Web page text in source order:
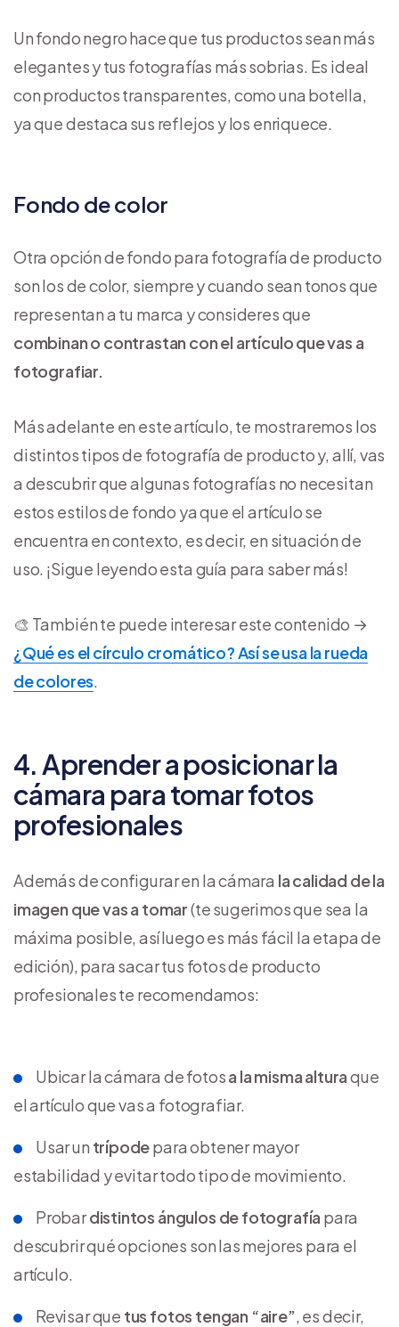
Un fondo negro hace que tus productos sean más
elegantes y tus fotografías más sobrias. Es ideal
con productos transparentes, como una botella,
ya que destaca sus reflejos y los enriquece.
Fondo de color
Otra opción de fondo para fotografía de producto
son los de color, siempre y cuando sean tonos que
representan a tu marca y consideres que
combinan o contrastan con el artículo que vas a
fotografiar.
Más adelante en este artículo, te mostraremos los
distintos tipos de fotografía de producto y, allí, vas
a descubrir que algunas fotografías no necesitan
estos estilos de fondo ya que el artículo se
encuentra en contexto, es decir, en situación de
uso. ¡Sigue leyendo esta guía para saber más!
🎨 También te puede interesar este contenido →
¿Qué es el círculo cromático? Así se usa la rueda
de colores.
4. Aprender a posicionar la
cámara para tomar fotos
profesionales
Además de configurar en la cámara la calidad de la
imagen que vas a tomar(te sugerimos que sea la
máxima posible, así luego es más fácil la etapa de
edición), para sacar tus fotos de producto
profesionales te recomendamos:
Ubicar la cámara de fotosa la misma alturaque
el artículo que vas a fotografiar.
Usar un trípodepara obtener mayor
estabilidad y evitar todo tipo de movimiento.
Probardistintos ángulos de fotografía para
descubrir qué opciones son las mejores para el
artículo.
Revisar que tus fotos tengan “aire”, es decir,